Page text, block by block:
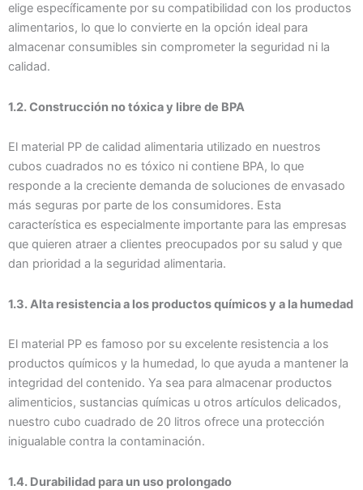
elige específicamente por su compatibilidad con los productos
alimentarios, lo que lo convierte en la opción ideal para
almacenar consumibles sin comprometer la seguridad ni la
calidad.
1.2. Construcción no tóxica y libre de BPA
El material PP de calidad alimentaria utilizado en nuestros
cubos cuadrados no es tóxico ni contiene BPA, lo que
responde a la creciente demanda de soluciones de envasado
más seguras por parte de los consumidores. Esta
característica es especialmente importante para las empresas
que quieren atraer a clientes preocupados por su salud y que
dan prioridad a la seguridad alimentaria.
1.3. Alta resistencia a los productos químicos y a la humedad
El material PP es famoso por su excelente resistencia a los
productos químicos y la humedad, lo que ayuda a mantener la
integridad del contenido. Ya sea para almacenar productos
alimenticios, sustancias químicas u otros artículos delicados,
nuestro cubo cuadrado de 20 litros ofrece una protección
inigualable contra la contaminación.
1.4. Durabilidad para un uso prolongado